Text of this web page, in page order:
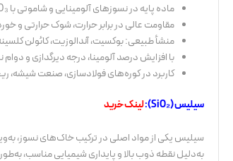
ماده پایه در نسوزهای آلومینایی و شاموتی با Al₂O₃ بالا
مقاومت عالی در برابر حرارت، شوک حرارتی و
منشأ طبیعی: بوکسیت، آندالوزیت، کائولن
با افزایش درصد آلومینا، درجه دیرگدازی و
کاربرد در کوره‌های فولادسازی، صنعت شیشه،
سیلیس (SiO₂): لینک خرید
سیلیس یکی از مواد اصلی در ترکیب خاک‌های نسوز،
به‌دلیل نقطه ذوب بالا و پایداری شیمیایی مناسب،